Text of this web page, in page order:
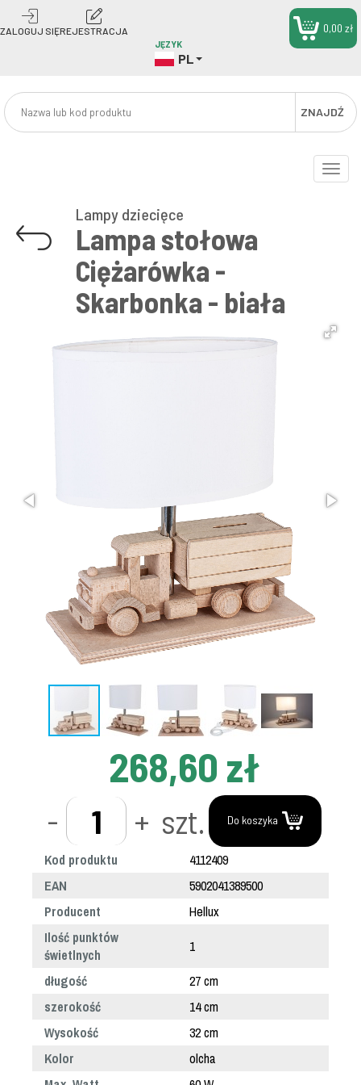
ZALOGUJ SIĘREJESTRACJA
JĘZYK
PL
ZNAJDŹ
0,00 zł
Toggle
Lampy dziecięce
Lampa stołowa
Ciężarówka -
Skarbonka - biała
268,60 zł
- + szt. Do koszyka
Kod produktu
4112409
EAN
5902041389500
Producent
Hellux
Ilość punktów
świetlnych
1
długość
27 cm
szerokość
14 cm
Wysokość
32 cm
Kolor
olcha